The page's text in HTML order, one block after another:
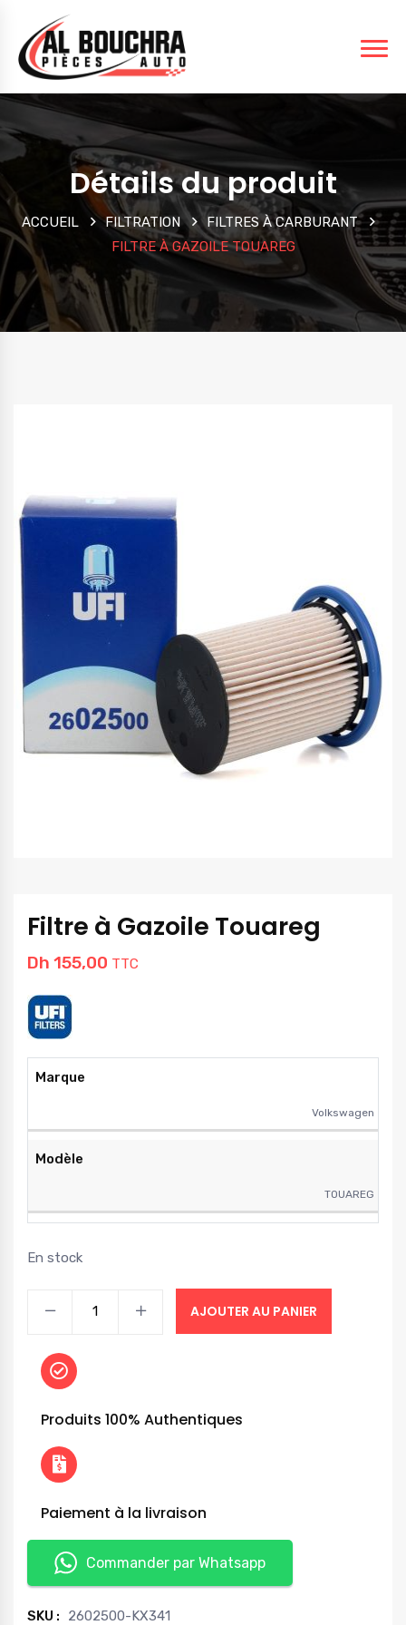
Détails du produit
ACCUEIL FILTRATION
FILTRES À CARBURANT
FILTRE À GAZOILE TOUAREG
Filtre à Gazoile Touareg
Dh 155,00 TTC
Marque
Volkswagen
Modèle
TOUAREG
En stock
AJOUTER AU PANIER
Produits 100% Authentiques
Paiement à la livraison
Commander par Whatsapp
SKU : 2602500-KX341